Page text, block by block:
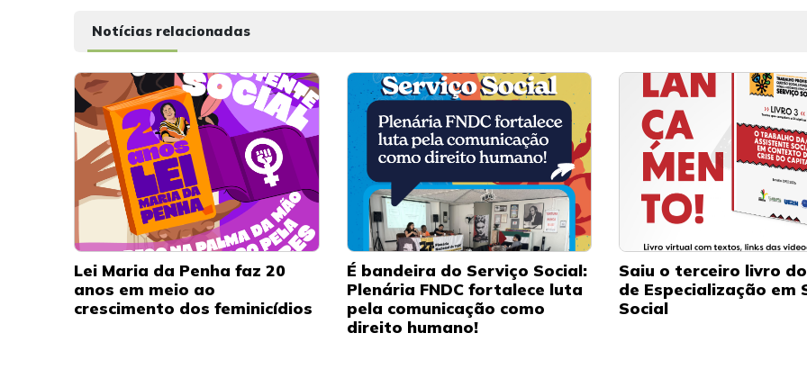
Notícias relacionadas
Lei Maria da Penha faz 20
anos em meio ao
crescimento dos feminicídios
É bandeira do Serviço Social:
Plenária FNDC fortalece luta
pela comunicação como
direito humano!
Saiu o terceiro livro
de Especialização em
Social